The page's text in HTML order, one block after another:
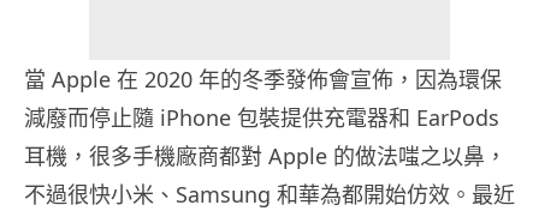
當 Apple 在 2020 年的冬季發佈會宣佈，因為環保
減廢而停止隨 iPhone 包裝提供充電器和 EarPods
耳機，很多手機廠商都對 Apple 的做法嗤之以鼻，
不過很快小米、Samsung 和華為都開始仿效。最近